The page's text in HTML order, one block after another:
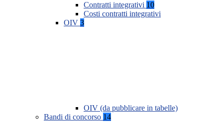
Contratti integrativi 10
Costi contratti integrativi
OIV 3
OIV (da pubblicare in tabelle)
Bandi di concorso 14